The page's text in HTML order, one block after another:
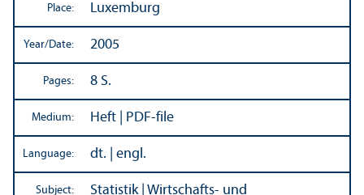
Place: Luxemburg
Year/Date: 2005
Pages: 8 S.
Medium: Heft | PDF-file
Language: dt. | engl.
Subject: Statistik| Wirtschafts- und